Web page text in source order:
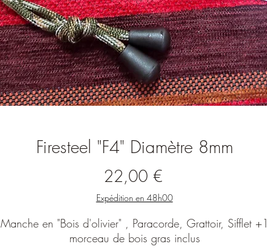
Firesteel "F4" Diamètre 8mm
22,00 €Prix
Expédition en 48h00
Manche en "Bois d'olivier" , Paracorde, Grattoir, Sifflet +1
morceau de bois gras inclus